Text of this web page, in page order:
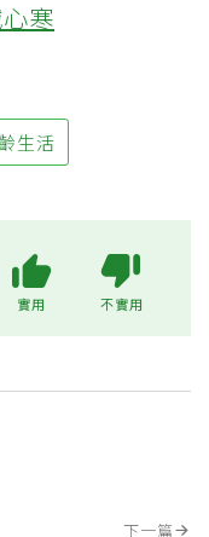
寒
生活
實用 不實用
下一篇